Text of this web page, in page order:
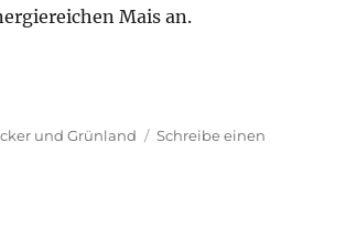
Mais an.
und Grünland
Schreibe einen